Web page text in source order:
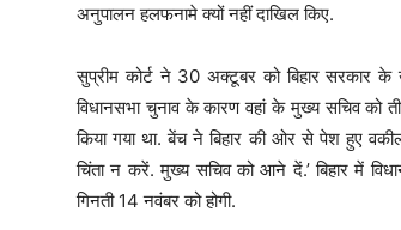
अनुपालन हलफनामे क्यों नहीं दाखिल किए.
सुप्रीम कोर्ट ने 30 अक्टूबर को बिहार सरकार
विधानसभा चुनाव के कारण वहां के मुख्य सचिव
किया गया था. बेंच ने बिहार की ओर से पेश हुए
चिंता न करें. मुख्य सचिव को आने दें.’ बिहार में
गिनती 14 नवंबर को होगी.